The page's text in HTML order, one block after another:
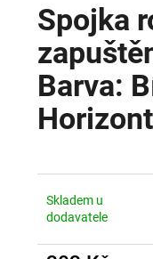
Spojka
Barva:
Skladem u
dodavatele
LED2 LIŠTOVÉ